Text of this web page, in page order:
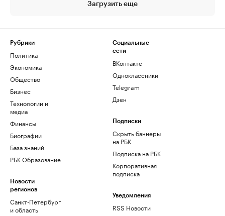
Загрузить еще
Рубрики
Политика
Экономика
Общество
Бизнес
Технологии и
медиа
Финансы
Биографии
База знаний
РБК Образование
Новости
регионов
Санкт-Петербург
и область
Социальные
сети
ВКонтакте
Одноклассники
Telegram
Дзен
Подписки
Скрыть баннеры
на РБК
Подписка на РБК
Корпоративная
подписка
Уведомления
RSS Новости